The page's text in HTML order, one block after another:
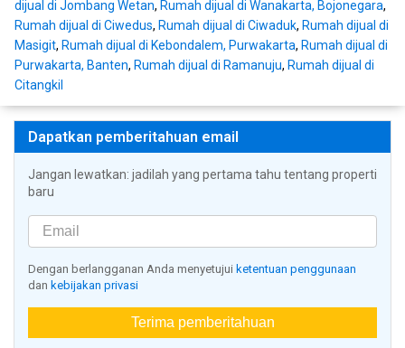
dijual di Jombang Wetan, Rumah dijual di Wanakarta, Bojonegara,
Rumah dijual di Ciwedus, Rumah dijual di Ciwaduk, Rumah dijual di
Masigit, Rumah dijual di Kebondalem, Purwakarta, Rumah dijual di
Purwakarta, Banten, Rumah dijual di Ramanuju, Rumah dijual di
Citangkil
Dapatkan pemberitahuan email
Jangan lewatkan: jadilah yang pertama tahu tentang properti
baru
Dengan berlangganan Anda menyetujui ketentuan penggunaan
dan kebijakan privasi
Terima pemberitahuan